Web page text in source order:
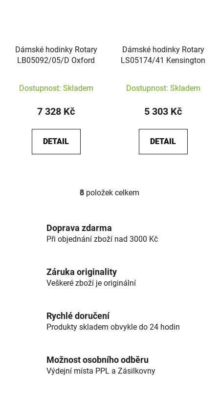
Dámské hodinky Rotary
LB05092/05/D Oxford
Dostupnost: Skladem
7 328 Kč
DETAIL
Dámské hodinky Rotary
LS05174/41 Kensington
Dostupnost: Skladem
5 303 Kč
DETAIL
Ovládací prvky výpisu
8 položek celkem
Doprava zdarma
Při objednání zboží nad 3000 Kč
Záruka originality
Veškeré zboží je originální
Rychlé doručení
Produkty skladem obvykle do 24 hodin
Možnost osobního odběru
Výdejní místa PPL a Zásilkovny